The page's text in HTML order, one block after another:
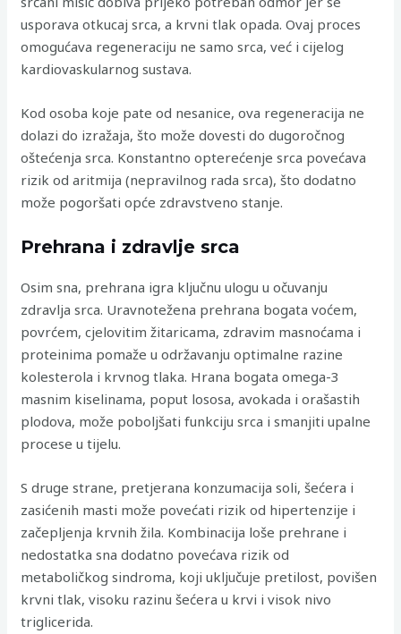
usporava otkucaj srca, a krvni tlak opada. Ovaj proces
omogućava regeneraciju ne samo srca, već i cijelog
kardiovaskularnog sustava.
Kod osoba koje pate od nesanice, ova regeneracija ne
dolazi do izražaja, što može dovesti do dugoročnog
oštećenja srca. Konstantno opterećenje srca povećava
rizik od aritmija (nepravilnog rada srca), što dodatno
može pogoršati opće zdravstveno stanje.
Prehrana i zdravlje srca
Osim sna, prehrana igra ključnu ulogu u očuvanju
zdravlja srca. Uravnotežena prehrana bogata voćem,
povrćem, cjelovitim žitaricama, zdravim masnoćama i
proteinima pomaže u održavanju optimalne razine
kolesterola i krvnog tlaka. Hrana bogata omega-3
masnim kiselinama, poput lososa, avokada i orašastih
plodova, može poboljšati funkciju srca i smanjiti upalne
procese u tijelu.
S druge strane, pretjerana konzumacija soli, šećera i
zasićenih masti može povećati rizik od hipertenzije i
začepljenja krvnih žila. Kombinacija loše prehrane i
nedostatka sna dodatno povećava rizik od
metaboličkog sindroma, koji uključuje pretilost, povišen
krvni tlak, visoku razinu šećera u krvi i visok nivo
triglicerida.